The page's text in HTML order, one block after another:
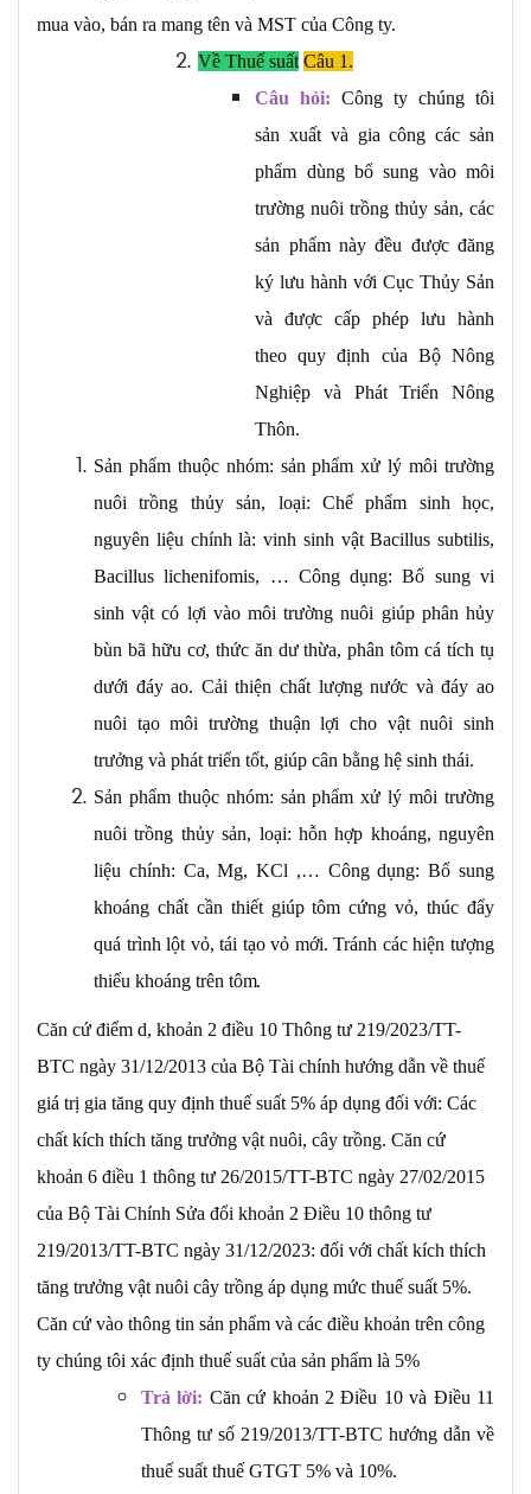
mua vào, bán ra mang tên và MST của Công ty.
Về Thuế suất Câu 1.
Câu hỏi:Công ty chúng tôi
sản xuất và gia công các sản
phẩm dùng bổ sung vào môi
trường nuôi trồng thủy sản, các
sản phẩm này đều được đăng
ký lưu hành với Cục Thủy Sản
và được cấp phép lưu hành
theo quy định của Bộ Nông
Nghiệp và Phát Triển Nông
Thôn.
Sản phẩm thuộc nhóm: sản phẩm xử lý môi trường
nuôi trồng thủy sản, loại: Chế phẩm sinh học,
nguyên liệu chính là: vinh sinh vật Bacillus subtilis,
Bacillus lichenifomis, … Công dụng: Bổ sung vi
sinh vật có lợi vào môi trường nuôi giúp phân hủy
bùn bã hữu cơ, thức ăn dư thừa, phân tôm cá tích tụ
dưới đáy ao. Cải thiện chất lượng nước và đáy ao
nuôi tạo môi trường thuận lợi cho vật nuôi sinh
trưởng và phát triển tốt, giúp cân bằng hệ sinh thái.
Sản phẩm thuộc nhóm: sản phẩm xử lý môi trường
nuôi trồng thủy sản, loại: hỗn hợp khoáng, nguyên
liệu chính: Ca, Mg, KCl ,… Công dụng: Bổ sung
khoáng chất cần thiết giúp tôm cứng vỏ, thúc đẩy
quá trình lột vỏ, tái tạo vỏ mới. Tránh các hiện tượng
thiếu khoáng trêntôm.
Căn cứ điểm d, khoản 2 điều 10 Thông tư 219/2023/TT-
BTC ngày 31/12/2013 của Bộ Tài chính hướng dẫn về thuế
giá trị gia tăng quy định thuế suất 5% áp dụng đối với: Các
chất kích thích tăng trưởng vật nuôi, cây trồng. Căn cứ
khoản 6 điều 1 thông tư 26/2015/TT-BTC ngày 27/02/2015
của Bộ Tài Chính Sửa đổi khoản 2 Điều 10 thông tư
219/2013/TT-BTC ngày 31/12/2023: đối với chất kích thích
tăng trưởng vật nuôi cây trồng áp dụng mức thuế suất 5%.
Căn cứ vào thông tin sản phẩm và các điều khoản trên công
ty chúng tôi xác định thuế suất của sản phẩm là 5%
Trả lời: Căn cứ khoản 2 Điều 10 và Điều 11
Thông tư số 219/2013/TT-BTC hướng dẫn về
thuế suất thuế GTGT 5% và 10%.